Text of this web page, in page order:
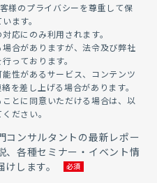
様のプライバシーを尊重して保
ます。
応にのみ利用されます。
合がありますが、法令及び弊社
っております。
性があるサービス、コンテンツ
を差し上げる場合があります。
とに同意いただける場合は、以
ださい。
コンサルタントの最新レポー
、各種セミナー・イベント情
します。